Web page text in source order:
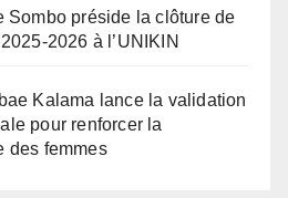
Sombo préside la clôture de
2026 à l’UNIKIN
Kalama lance la validation
pour renforcer la
des femmes